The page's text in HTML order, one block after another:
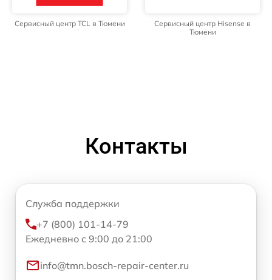
Сервисный центр TCL в Тюмени
Сервисный центр Hisense в
Тюмени
Контакты
Служба поддержки
+7 (800) 101-14-79
Ежедневно с 9:00 до 21:00
info@tmn.bosch-repair-center.ru